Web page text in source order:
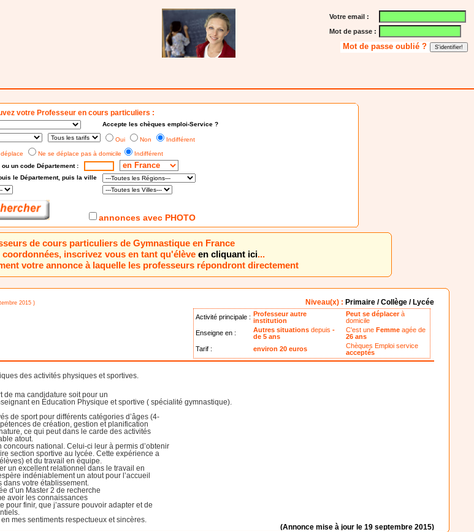
Votre email :
Mot de passe :
Mot de passe oublié ?
votre Professeur en cours particuliers :
Accepte les chèques emploi-Service ?
Oui Non Indifférent
Ne se déplace pas à domicile
Indifférent
un code Département :
le Département, puis la ville
annonces avec PHOTO
de cours particuliers de Gymnastique en France
inscrivez vous en tant qu'élève en cliquant ici...
votre annonce à laquelle les professeurs répondront directement
2015 ) Niveau(x) : Primaire / Collège / Lycée
Activité principale : Professeur autre
institution
Peut se déplacerà
domicile
Enseigne en :
Autres situations depuis-
de 5 ans
C'est une Femme agée de
26 ans
Tarif :
environ 20 euros
Chèques Emploi service
acceptés
des activités physiques et sportives.
de ma candidature soit pour un
en Éducation Physique et sportive ( spécialité gymnastique).
de sport pour différents catégories d’âges (4-
de création, gestion et planification
ce qui peut dans le carde des activités
atout.
concours national. Celui-ci leur à permis d’obtenir
section sportive au lycée. Cette expérience a
et du travail en équipe.
un excellent relationnel dans le travail en
indéniablement un atout pour l’accueil
votre établissement.
d’un Master 2 de recherche
avoir les connaissances
pour finir, que j’assure pouvoir adapter et de
mes sentiments respectueux et sincères.
(Annonce mise à jour le 19 septembre 2015)